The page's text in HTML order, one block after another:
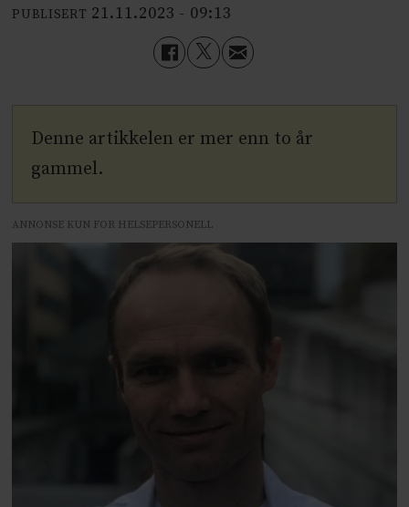
PUBLISERT 21.11.2023 - 09:13
Denne artikkelen er mer enn to år
gammel.
ANNONSE KUN FOR HELSEPERSONELL